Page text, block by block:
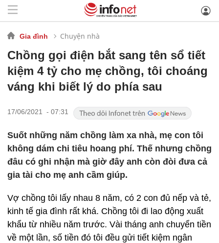
Gia đình Chuyện nhà
Chồng gọi điện bắt sang tên sổ tiết
kiệm 4 tỷ cho mẹ chồng, tôi choáng
váng khi biết lý do phía sau
17/06/2021 - 07:31
Suốt những năm chồng làm xa nhà, mẹ con tôi
không dám chi tiêu hoang phí. Thế nhưng chồng
đâu có ghi nhận mà giờ đây anh còn đòi đưa cả
gia tài cho mẹ anh cầm giúp.
Vợ chồng tôi lấy nhau 8 năm, có 2 con đủ nếp và tẻ,
kinh tế gia đình rất khá. Chồng tôi đi lao động xuất
khẩu từ nhiều năm trước. Vài tháng anh chuyển tiền
về một lần, số tiền đó tôi đều gửi tiết kiệm ngân